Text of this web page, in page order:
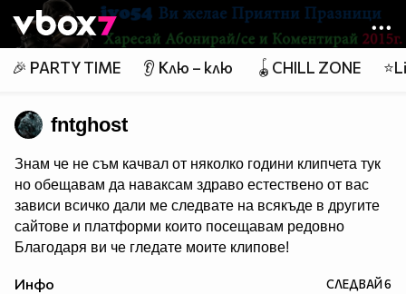
👾
🎉 PARTY TIME 👂 Клю – клю 🪀CHILL ZONE
fntghost
Знам че не съм качвал от няколко години клипчета тук
но обещавам да наваксам здраво естествено от вас
зависи всичко дали ме следвате на всякъде в другите
сайтове и платформи които посещавам редовно
Благодаря ви че гледате моите клипове!
Инфо СЛЕДВАЙ6